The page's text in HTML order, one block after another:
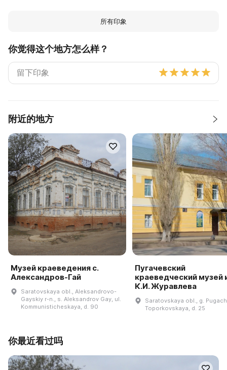
所有印象
你觉得这个地方怎么样？
附近的地方
Музей краеведения с.
Александров-Гай
Saratovskaya obl., Aleksandrovo-
Gayskiy r-n., s. Aleksandrov Gay, ul.
Kommunisticheskaya, d. 90
Пугачевский
краеведческий музей
К.И. Журавлева
Saratovskaya obl., g.
Toporkovskaya, d. 25
你最近看过吗